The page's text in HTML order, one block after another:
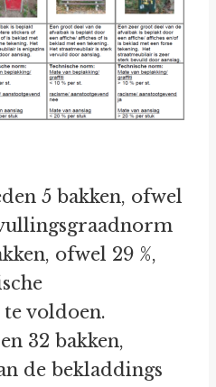
5 bakken, ofwel
ofwel 29 %,
voldoen.
32 bakken,
de bekladdings